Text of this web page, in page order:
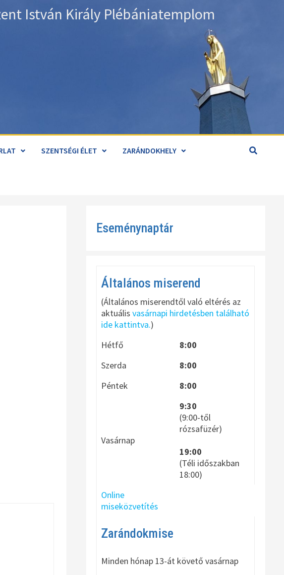
István Király Plébániatemplom
SZENTSÉGI ÉLET ZARÁNDOKHELY
Eseménynaptár
Általános miserend
(Általános miserendtől való eltérés az
aktuálisvasárnapi hirdetésben található
ide kattintva.)
Hétfő
8:00
Szerda
8:00
Péntek
8:00
Vasárnap
9:30
(9:00-től
rózsafüzér)
19:00
(Téli időszakban
18:00)
Online
miseközvetítés
Zarándokmise
Minden hónap 13-át követő vasárnap